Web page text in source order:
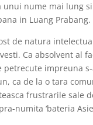
unui nume mai lung
in Luang Prabang.
de natura
Ca absolvent al
petrecute impreuna
ca de la o tara
frustrarile sale
numita ‘bateria